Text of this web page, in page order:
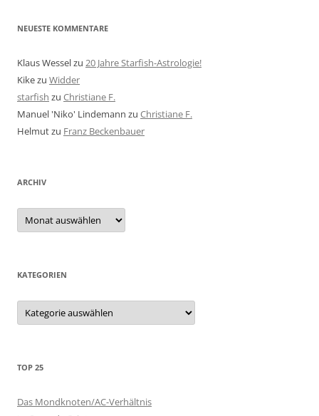
NEUESTE KOMMENTARE
Klaus Wesselzu 20 Jahre Starfish-Astrologie!
Kikezu Widder
starfish zu Christiane F.
Manuel 'Niko' Lindemann zu Christiane F.
Helmutzu Franz Beckenbauer
ARCHIV
Archiv
KATEGORIEN
Kategorien
TOP 25
Das Mondknoten/AC-Verhältnis